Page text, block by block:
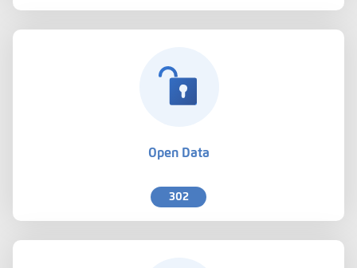
Open Data
302